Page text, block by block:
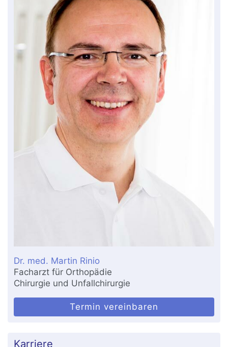
Dr. med. Martin Rinio
Facharzt für Orthopädie
Chirurgie und Unfallchirurgie
Termin vereinbaren
Karriere